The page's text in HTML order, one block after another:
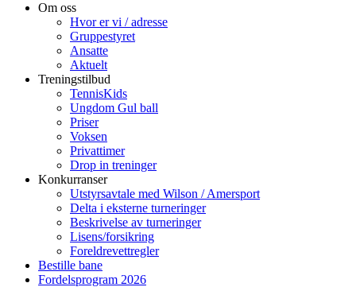
Om oss
Hvor er vi / adresse
Gruppestyret
Ansatte
Aktuelt
Treningstilbud
TennisKids
Ungdom Gul ball
Priser
Voksen
Privattimer
Drop in treninger
Konkurranser
Utstyrsavtale med Wilson / Amersport
Delta i eksterne turneringer
Beskrivelse av turneringer
Lisens/forsikring
Foreldrevettregler
Bestille bane
Fordelsprogram 2026